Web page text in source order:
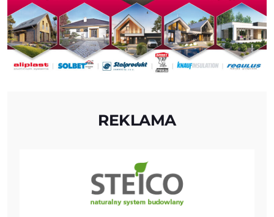
REKLAMA